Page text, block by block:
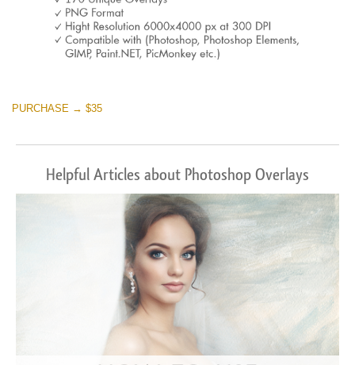
PURCHASE → $35
Helpful Articles about Photoshop Overlays